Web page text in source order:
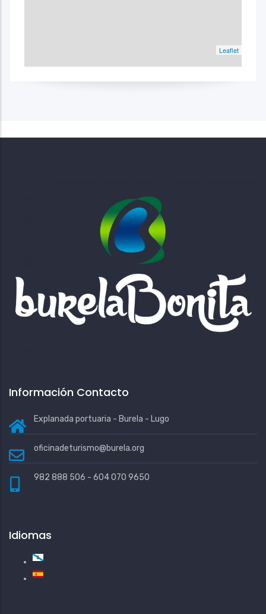
Leaflet
Información Contacto
Explanada portuaria - Burela - Lugo
oficinadeturismo@burela.org
982 888 506 - 604 070 9650
Idiomas